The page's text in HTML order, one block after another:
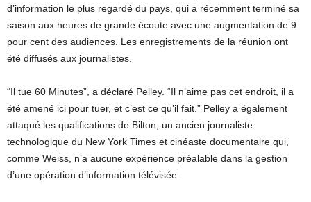
d’information le plus regardé du pays, qui a récemment terminé sa
saison aux heures de grande écoute avec une augmentation de 9
pour cent des audiences. Les enregistrements de la réunion ont
été diffusés aux journalistes.
“Il tue 60 Minutes”, a déclaré Pelley. “Il n’aime pas cet endroit, il a
été amené ici pour tuer, et c’est ce qu’il fait.” Pelley a également
attaqué les qualifications de Bilton, un ancien journaliste
technologique du New York Times et cinéaste documentaire qui,
comme Weiss, n’a aucune expérience préalable dans la gestion
d’une opération d’information télévisée.